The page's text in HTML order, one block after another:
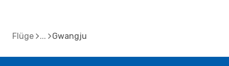
Flüge Gwangju